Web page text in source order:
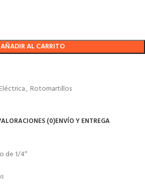
AÑADIR AL CARRITO
, Rotomartillos
(0)ENVÍO Y ENTREGA
de 1/4″